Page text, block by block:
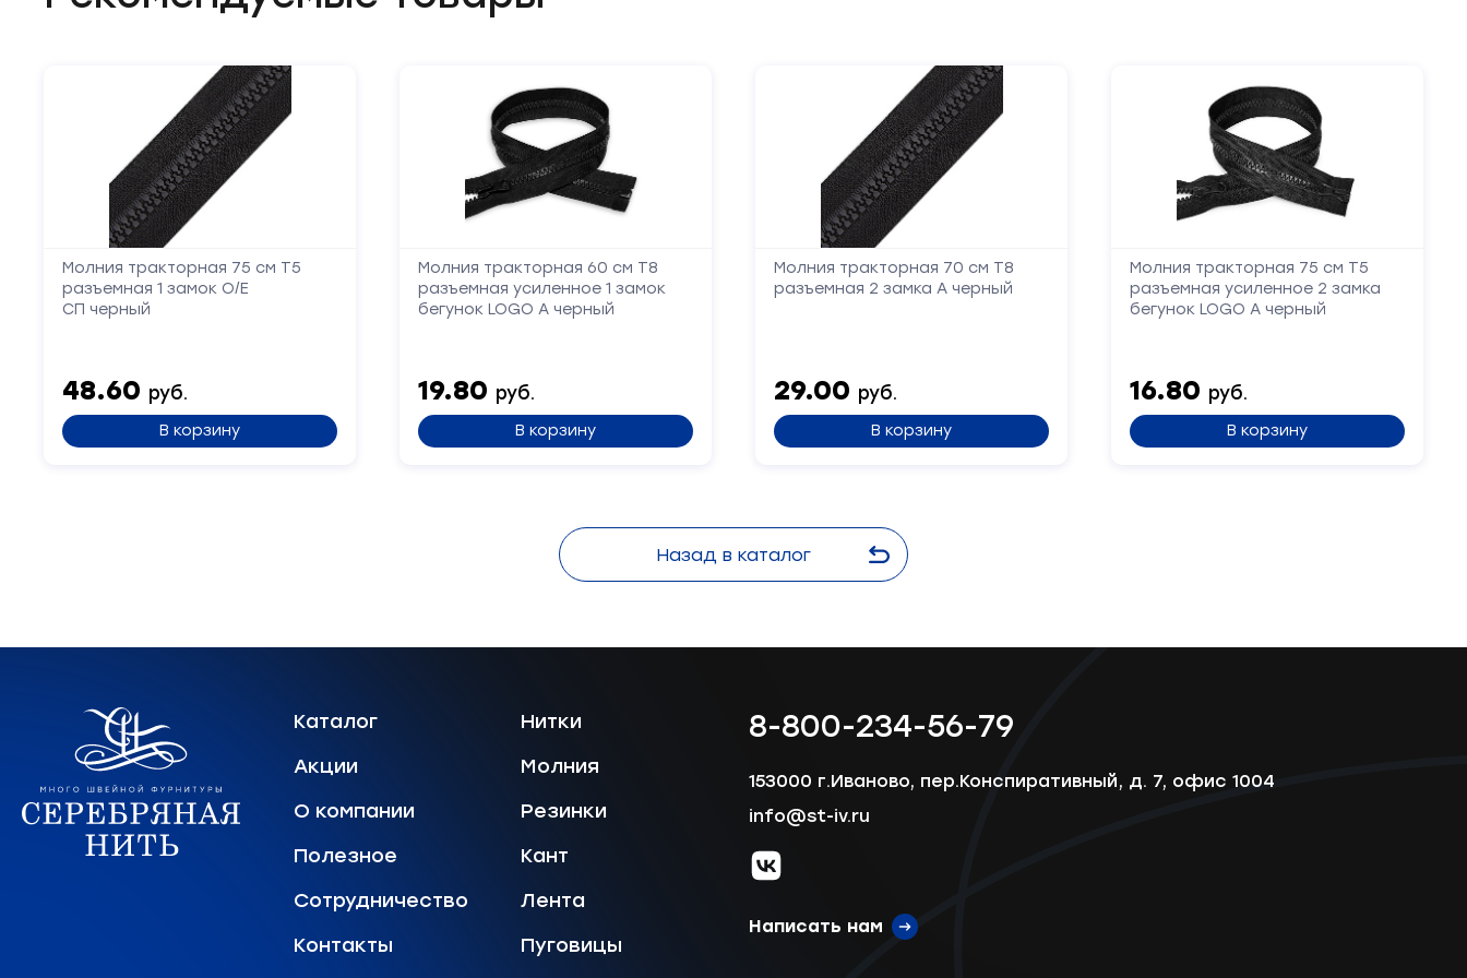
Молния тракторная 75 см Т5
разъемная 1 замок О/Е
СП черный
48.60 руб.
В корзину
Молния тракторная 60 см Т8
разъемная усиленное 1 замок
бегунок LOGO А черный
19.80 руб.
В корзину
Молния тракторная 70 см Т8
разъемная 2 замка А черный
29.00 руб.
В корзину
Молния тракторная 75 см Т5
разъемная усиленное 2 замка
бегунок LOGO А черный
16.80 руб.
В корзину
Назад в каталог
Каталог
Акции
О компании
Полезное
Сотрудничество
Контакты
Нитки
Молния
Резинки
Кант
Лента
Пуговицы
8-800-234-56-79
153000 г.Иваново, пер.Конспиративный, д. 7, офис 1004
info@st-iv.ru
vk.com
Написать нам
перезвоним
Телефон